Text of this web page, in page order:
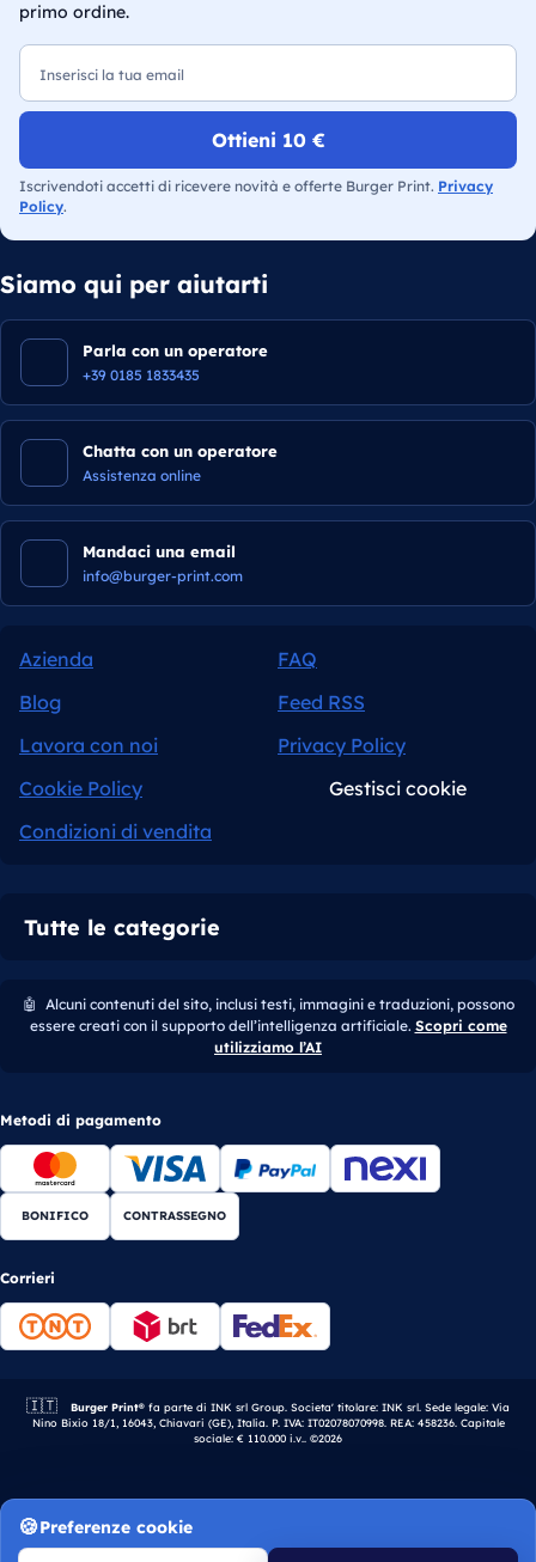
primo ordine.
Ottieni 10 €
Iscrivendoti accetti di ricevere novità e offerte Burger Print. Privacy
Policy.
Siamo qui per aiutarti
Parla con un operatore
+39 0185 1833435
Chatta con un operatore
Assistenza online
Mandaci una email
info@burger-print.com
Azienda
FAQ
Blog
Feed RSS
Lavora con noi
Privacy Policy
Cookie Policy
Gestisci cookie
Condizioni di vendita
Tutte le categorie
🤖 Alcuni contenuti del sito, inclusi testi, immagini e traduzioni, possono
essere creati con il supporto dell’intelligenza artificiale. Scopri come
utilizziamo l’AI
Metodi di pagamento
BONIFICO CONTRASSEGNO
Corrieri
🇮🇹 Azienda italiana.
Burger Print® fa parte di INK srl Group. Societa' titolare: INK srl. Sede legale: Via
Nino Bixio 18/1, 16043, Chiavari (GE), Italia. P. IVA: IT02078070998. REA: 458236. Capitale
sociale: € 110.000 i.v.. ©2026
Preferenze cookie